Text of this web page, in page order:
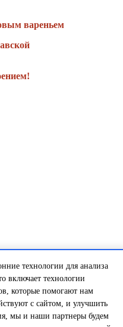
вареньем
ул. Петровская дом
технологии для анализа
включает технологии
которые помогают нам
с сайтом, и улучшить
мы и наши партнеры будем